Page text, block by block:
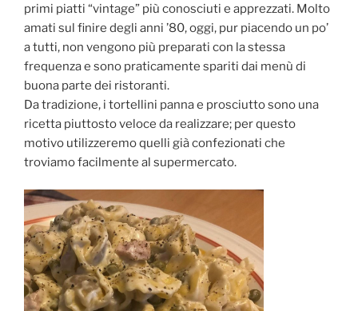
primi piatti “vintage” più conosciuti e apprezzati. Molto
amati sul finire degli anni ’80, oggi, pur piacendo un po’
a tutti, non vengono più preparati con la stessa
frequenza e sono praticamente spariti dai menù di
buona parte dei ristoranti.
Da tradizione, i tortellini panna e prosciutto sono una
ricetta piuttosto veloce da realizzare; per questo
motivo utilizzeremo quelli già confezionati che
troviamo facilmente al supermercato.